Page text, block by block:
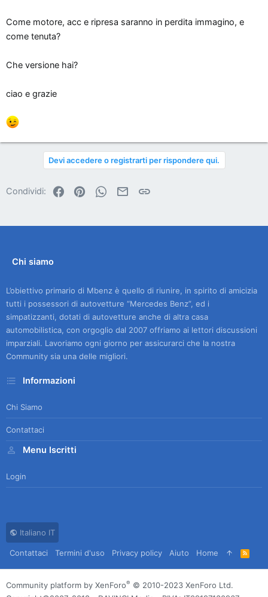
Come motore, acc e ripresa saranno in perdita immagino, e
come tenuta?
Che versione hai?
ciao e grazie
Devi accedere o registrarti per rispondere qui.
Condividi: FacebookPinterestWhatsApp
Email
Chi siamo
L’obiettivo primario di Mbenz è quello di riunire, in spirito di amicizia
tutti i possessori di autovetture “Mercedes Benz”, ed i
simpatizzanti, dotati di autovetture anche di altra casa
automobilistica, con orgoglio dal 2007 offriamo ai lettori discussioni
imparziali. Lavoriamo ogni giorno per assicurarci che la nostra
Community sia una delle migliori.
Informazioni
Chi Siamo
Contattaci
Menu Iscritti
Login
Italiano IT
Contattaci Termini d'uso Privacy policy Aiuto Home
R
S
Community platform by XenForo® © 2010-2023 XenForo Ltd.